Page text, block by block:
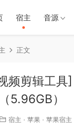
宿主 音源
正文
频剪辑工
5.96GB）
宿主 · 苹果 · 苹果宿主